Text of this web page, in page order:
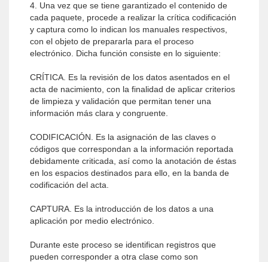
4. Una vez que se tiene garantizado el contenido de
cada paquete, procede a realizar la crítica codificación
y captura como lo indican los manuales respectivos,
con el objeto de prepararla para el proceso
electrónico. Dicha función consiste en lo siguiente:
CRÍTICA. Es la revisión de los datos asentados en el
acta de nacimiento, con la finalidad de aplicar criterios
de limpieza y validación que permitan tener una
información más clara y congruente.
CODIFICACIÓN. Es la asignación de las claves o
códigos que correspondan a la información reportada
debidamente criticada, así como la anotación de éstas
en los espacios destinados para ello, en la banda de
codificación del acta.
CAPTURA. Es la introducción de los datos a una
aplicación por medio electrónico.
Durante este proceso se identifican registros que
pueden corresponder a otra clase como son